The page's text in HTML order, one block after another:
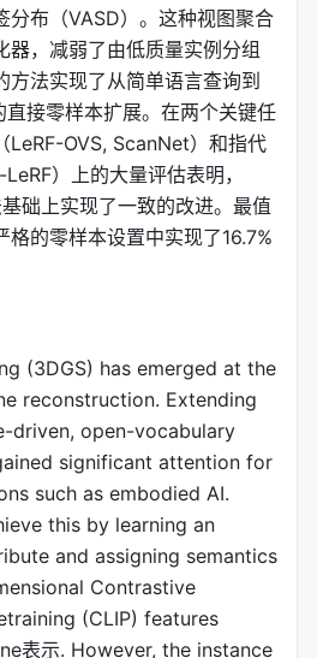
分布（VASD）。这种视图聚合
器，减弱了由低质量实例分组
方法实现了从简单语言查询到
接零样本扩展。在两个关键任
OVS, ScanNet）和指代
）上的大量评估表明，
础上实现了一致的改进。最值
格的零样本设置中实现了16.7%
(3DGS) has emerged at the
reconstruction. Extending
driven, open-vocabulary
significant attention for
such as embodied AI.
this by learning an
and assigning semantics
Contrastive
(CLIP) features
表示. However, the instance